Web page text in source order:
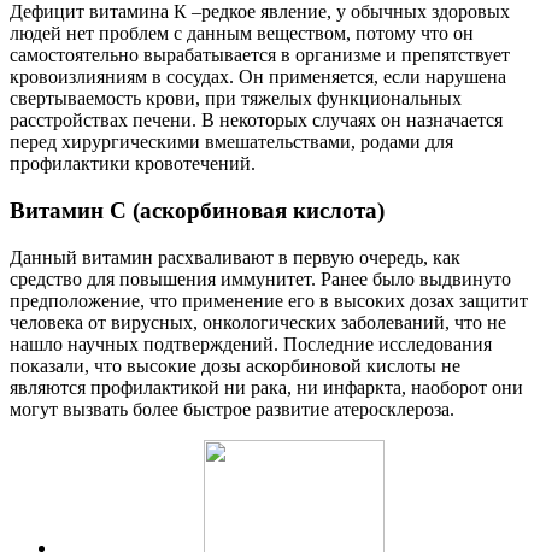
Дефицит витамина К –редкое явление, у обычных здоровых
людей нет проблем с данным веществом, потому что он
самостоятельно вырабатывается в организме и препятствует
кровоизлияниям в сосудах. Он применяется, если нарушена
свертываемость крови, при тяжелых функциональных
расстройствах печени. В некоторых случаях он назначается
перед хирургическими вмешательствами, родами для
профилактики кровотечений.
Витамин C (аскорбиновая кислота)
Данный витамин расхваливают в первую очередь, как
средство для повышения иммунитет. Ранее было выдвинуто
предположение, что применение его в высоких дозах защитит
человека от вирусных, онкологических заболеваний, что не
нашло научных подтверждений. Последние исследования
показали, что высокие дозы аскорбиновой кислоты не
являются профилактикой ни рака, ни инфаркта, наоборот они
могут вызвать более быстрое развитие атеросклероза.